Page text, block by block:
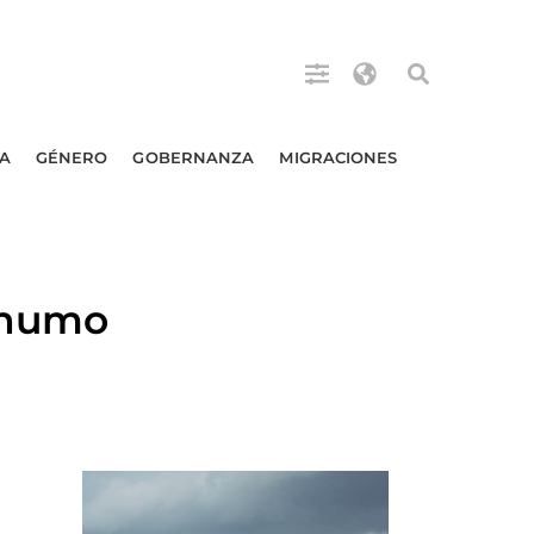
GÉNERO GOBERNANZA MIGRACIONES